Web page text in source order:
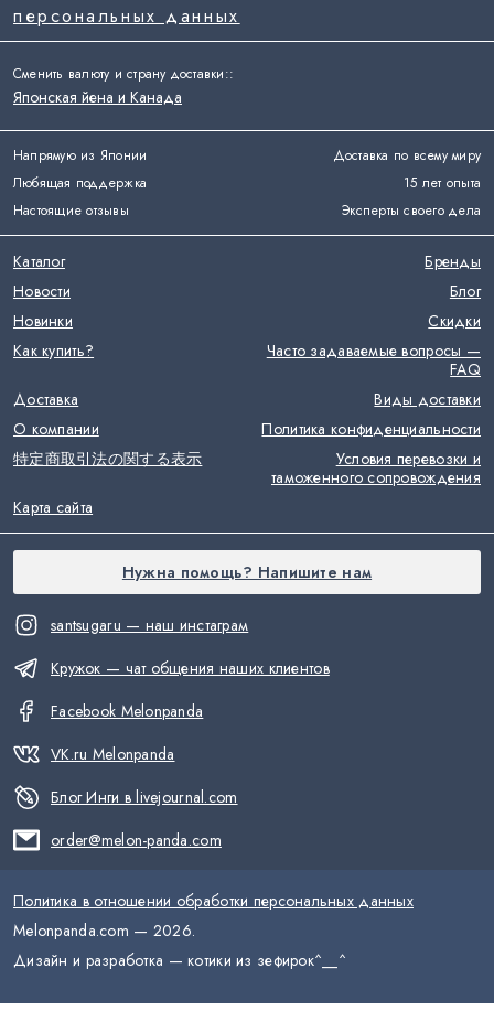
Напрямую из Японии
Доставка по всему миру
Любящая поддержка
15 лет опыта
Настоящие отзывы
Эксперты своего дела
santsugaru — наш инстаграм
Кружок — чат общения наших клиентов
Facebook Melonpanda
VK.ru Melonpanda
Блог Инги в livejournal.com
order@melon-panda.com
персональных данных
Каталог
Бренды
Новости
Блог
Новинки
Скидки
Как купить?
Часто задаваемые вопросы —
FAQ
Доставка
Виды доставки
О компании
Политика конфиденциальности
特定商取引法の関する表示
Условия перевозки и
таможенного сопровождения
Карта сайта
Сменить валюту и страну доставки::
Японская йена и Канада
Нужна помощь? Напишите нам
Политика в отношении обработки персональных данных
Melonpanda.com — 2026.
Дизайн и разработка — котики из зефирок^__^